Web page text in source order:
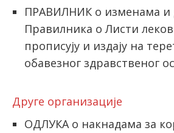
ПРАВИЛНИК о изменама и
Правилника о Листи
прописују и издају на
обавезног здравственог
Друге организације
ОДЛУКА о накнадама за